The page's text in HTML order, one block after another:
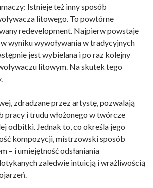
Istnieje też inny sposób
litowego. To powtórne
redevelopment. Najpierw powstaje
wyniku wywoływania w tradycyjnych
jest wybielana i po raz kolejny
litowym. Na skutek tego
zdradzane przez artystę, pozwalają
pracy i trudu włożonego w twórcze
odbitki. Jednak to, co określa jego
kompozycji, mistrzowski sposób
– i umiejętność odsłaniania
zaledwie intuicją i wrażliwością